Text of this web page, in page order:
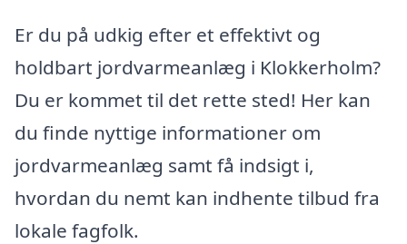
Er du på udkig efter et effektivt og
holdbart jordvarmeanlæg i Klokkerholm?
Du er kommet til det rette sted! Her kan
du finde nyttige informationer om
jordvarmeanlæg samt få indsigt i,
hvordan du nemt kan indhente tilbud fra
lokale fagfolk.